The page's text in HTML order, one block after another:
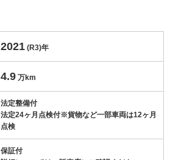
2021 (R3)年
4.9 万km
法定整備付
法定24ヶ月点検付※貨物など一部車両は12ヶ月
点検
保証付